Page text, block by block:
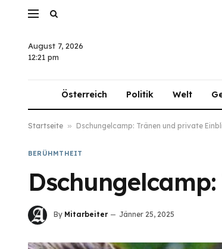
August 7, 2026
12:21 pm
Österreich Politik Welt
Startseite » Dschungelcamp: Tränen und private
BERÜHMTHEIT
By Mitarbeiter Jänner 25, 2025